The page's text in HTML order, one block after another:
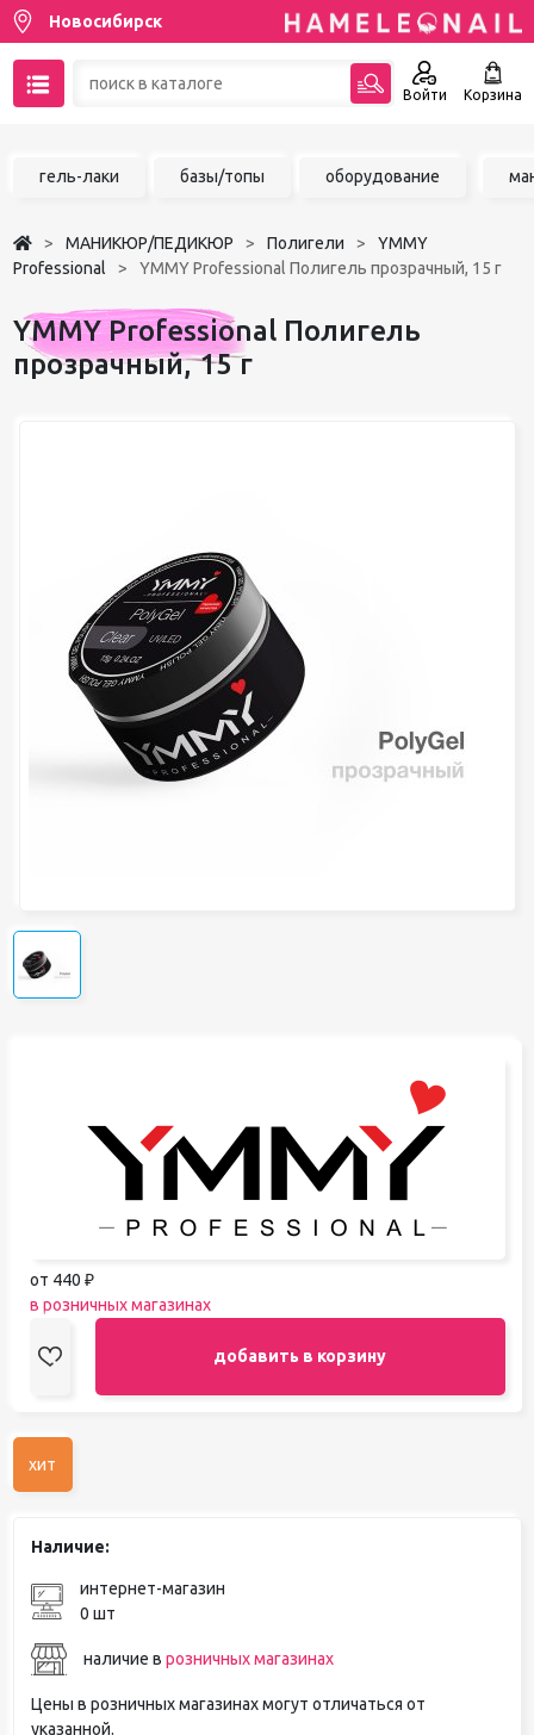
Новосибирск
Войти Корзина
Чат в MAX
Акции
Избранное
гель-лаки базы/топы оборудование
МАНИКЮР/ПЕДИКЮР Полигели
YMMY
Professional
YMMY Professional Полигель прозрачный, 15 г
YMMY Professional Полигель
прозрачный, 15 г
от 440 ₽
в розничных магазинах
добавить в корзину
хит
Наличие:
интернет-магазин
0 шт
наличие в розничных магазинах
Цены в розничных магазинах могут отличаться от
указанной.